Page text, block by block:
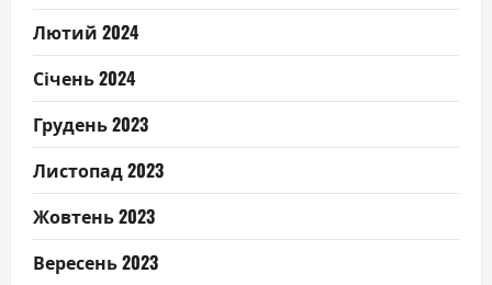
Лютий 2024
Січень 2024
Грудень 2023
Листопад 2023
Жовтень 2023
Вересень 2023